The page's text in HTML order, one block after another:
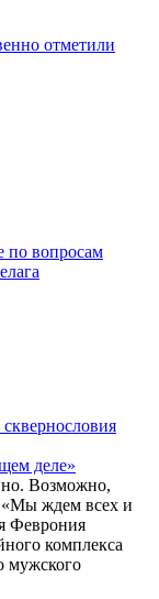
отметили
по вопросам
деле»
Возможно,
ждем всех и
Феврония
комплекса
мужского